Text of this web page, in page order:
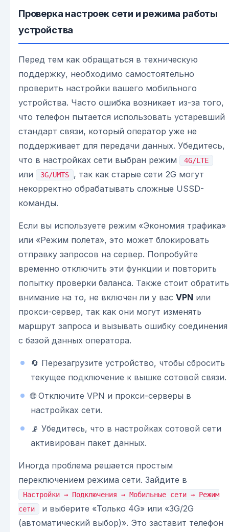
Проверка настроек сети и режима работы
устройства
Перед тем как обращаться в техническую
поддержку, необходимо самостоятельно
проверить настройки вашего мобильного
устройства. Часто ошибка возникает из-за того,
что телефон пытается использовать устаревший
стандарт связи, который оператор уже не
поддерживает для передачи данных. Убедитесь,
что в настройках сети выбран режим
4G/LTE
или 3G/UMTS
, так как старые сети 2G могут
некорректно обрабатывать сложные USSD-
команды.
Если вы используете режим «Экономия трафика»
или «Режим полета», это может блокировать
отправку запросов на сервер. Попробуйте
временно отключить эти функции и повторить
попытку проверки баланса. Также стоит обратить
внимание на то, не включен ли у вас VPN или
прокси-сервер, так как они могут изменять
маршрут запроса и вызывать ошибку соединения
с базой данных оператора.
🔄 Перезагрузите устройство, чтобы сбросить
текущее подключение к вышке сотовой связи.
🌐 Отключите VPN и прокси-серверы в
настройках сети.
📡 Убедитесь, что в настройках сотовой сети
активирован пакет данных.
Иногда проблема решается простым
переключением режима сети. Зайдите в
Настройки → Подключения → Мобильные сети → Режим
сети
и выберите «Только 4G» или «3G/2G
(автоматический выбор)». Это заставит телефон